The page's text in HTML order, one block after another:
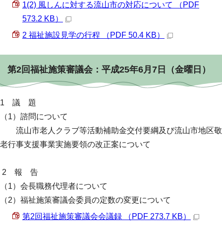
1(2) 風しんに対する流山市の対応について （PDF
573.2 KB）
2 福祉施設見学の行程 （PDF 50.4 KB）
第2回福祉施策審議会：平成25年6月7日（金曜日）
1 議 題
（1）諮問について
流山市老人クラブ等活動補助金交付要綱及び流山市地区敬
老行事支援事業実施要領の改正案について
2 報 告
（1）会長職務代理者について
（2）福祉施策審議会委員の定数の変更について
第2回福祉施策審議会会議録 （PDF 273.7 KB）